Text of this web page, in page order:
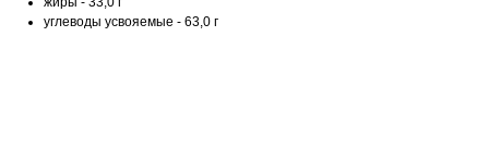
углеводы усвояемые - 63,0 г